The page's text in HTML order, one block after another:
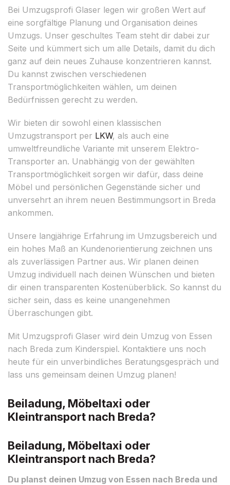
Bei Umzugsprofi Glaser legen wir großen Wert auf
eine sorgfältige Planung und Organisation deines
Umzugs. Unser geschultes Team steht dir dabei zur
Seite und kümmert sich um alle Details, damit du dich
ganz auf dein neues Zuhause konzentrieren kannst.
Du kannst zwischen verschiedenen
Transportmöglichkeiten wählen, um deinen
Bedürfnissen gerecht zu werden.
Wir bieten dir sowohl einen klassischen
Umzugstransport per LKW, als auch eine
umweltfreundliche Variante mit unserem Elektro-
Transporter an. Unabhängig von der gewählten
Transportmöglichkeit sorgen wir dafür, dass deine
Möbel und persönlichen Gegenstände sicher und
unversehrt an ihrem neuen Bestimmungsort in Breda
ankommen.
Unsere langjährige Erfahrung im Umzugsbereich und
ein hohes Maß an Kundenorientierung zeichnen uns
als zuverlässigen Partner aus. Wir planen deinen
Umzug individuell nach deinen Wünschen und bieten
dir einen transparenten Kostenüberblick. So kannst du
sicher sein, dass es keine unangenehmen
Überraschungen gibt.
Mit Umzugsprofi Glaser wird dein Umzug von Essen
nach Breda zum Kinderspiel. Kontaktiere uns noch
heute für ein unverbindliches Beratungsgespräch und
lass uns gemeinsam deinen Umzug planen!
Beiladung, Möbeltaxi oder
Kleintransport nach Breda?
Beiladung, Möbeltaxi oder
Kleintransport nach Breda?
Du planst deinen Umzug von Essen nach Breda und